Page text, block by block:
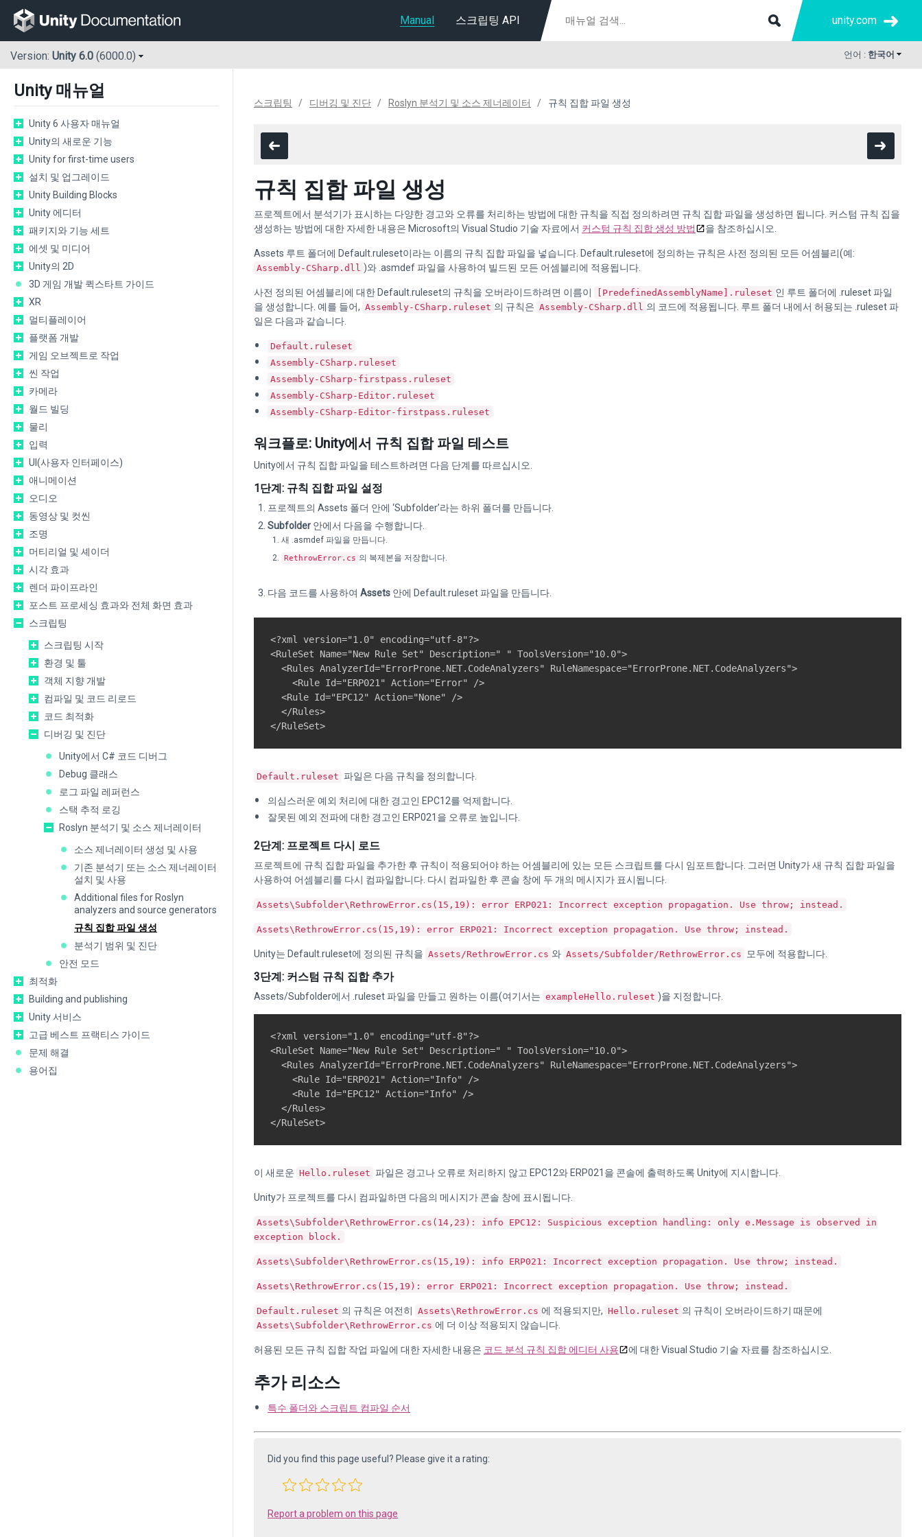
Manual 스크립팅 API unity.com
Version: Unity 6.0 (6000.0) 언어 : 한국어
Unity 매뉴얼
Unity 6 사용자 매뉴얼
Unity의 새로운 기능
Unity for first-time users
설치 및 업그레이드
Unity Building Blocks
Unity 에디터
패키지와 기능 세트
에셋 및 미디어
Unity의 2D
3D 게임 개발 퀵스타트 가이드
XR
멀티플레이어
플랫폼 개발
게임 오브젝트로 작업
씬 작업
카메라
월드 빌딩
물리
입력
UI(사용자 인터페이스)
애니메이션
오디오
동영상 및 컷씬
조명
머티리얼 및 셰이더
시각 효과
렌더 파이프라인
포스트 프로세싱 효과와 전체 화면 효과
스크립팅
스크립팅 시작
환경 및 툴
객체 지향 개발
컴파일 및 코드 리로드
코드 최적화
디버깅 및 진단
Unity에서 C# 코드 디버그
Debug 클래스
로그 파일 레퍼런스
스택 추적 로깅
Roslyn 분석기 및 소스 제너레이터
소스 제너레이터 생성 및 사용
기존 분석기 또는 소스 제너레이터
설치 및 사용
Additional files for Roslyn
analyzers and source generators
규칙 집합 파일 생성
분석기 범위 및 진단
안전 모드
최적화
Building and publishing
Unity 서비스
고급 베스트 프랙티스 가이드
문제 해결
용어집
스크립팅 디버깅 및 진단 Roslyn 분석기 및 소스 제너레이터 규칙 집합 파일 생성
규칙 집합 파일 생성
프로젝트에서 분석기가 표시하는 다양한 경고와 오류를 처리하는 방법에 대한 규칙을 직접 정의하려면 규칙 집합 파일을 생성하면 됩니다. 커스텀 규칙 집을
생성하는 방법에 대한 자세한 내용은 Microsoft의 Visual Studio 기술 자료에서 커스텀 규칙 집합 생성 방법 을 참조하십시오.
Assets 루트 폴더에 Default.ruleset이라는 이름의 규칙 집합 파일을 넣습니다. Default.ruleset에 정의하는 규칙은 사전 정의된 모든 어셈블리(예:
Assembly-CSharp.dll )와 .asmdef 파일을 사용하여 빌드된 모든 어셈블리에 적용됩니다.
사전 정의된 어셈블리에 대한 Default.ruleset의 규칙을 오버라이드하려면 이름이 [PredefinedAssemblyName].ruleset 인 루트 폴더에 .ruleset 파일
을 생성합니다. 예를 들어, Assembly-CSharp.ruleset 의 규칙은 Assembly-CSharp.dll 의 코드에 적용됩니다. 루트 폴더 내에서 허용되는 .ruleset 파
일은 다음과 같습니다.
Default.ruleset
Assembly-CSharp.ruleset
Assembly-CSharp-firstpass.ruleset
Assembly-CSharp-Editor.ruleset
Assembly-CSharp-Editor-firstpass.ruleset
워크플로: Unity에서 규칙 집합 파일 테스트
Unity에서 규칙 집합 파일을 테스트하려면 다음 단계를 따르십시오.
1단계: 규칙 집합 파일 설정
프로젝트의 Assets 폴더 안에 ‘Subfolder’라는 하위 폴더를 만듭니다.
Subfolder 안에서 다음을 수행합니다.
새 .asmdef 파일을 만듭니다.
RethrowError.cs 의 복제본을 저장합니다.
다음 코드를 사용하여 Assets 안에 Default.ruleset 파일을 만듭니다.
<?xml version="1.0" encoding="utf-8"?>
<RuleSet Name="New Rule Set" Description=" " ToolsVersion="10.0">
  <Rules AnalyzerId="ErrorProne.NET.CodeAnalyzers" RuleNamespace="ErrorProne.NET.CodeAnalyzers">
    <Rule Id="ERP021" Action="Error" />
  <Rule Id="EPC12" Action="None" />
  </Rules>
Default.ruleset 파일은 다음 규칙을 정의합니다.
의심스러운 예외 처리에 대한 경고인 EPC12를 억제합니다.
잘못된 예외 전파에 대한 경고인 ERP021을 오류로 높입니다.
2단계: 프로젝트 다시 로드
프로젝트에 규칙 집합 파일을 추가한 후 규칙이 적용되어야 하는 어셈블리에 있는 모든 스크립트를 다시 임포트합니다. 그러면 Unity가 새 규칙 집합 파일을
사용하여 어셈블리를 다시 컴파일합니다. 다시 컴파일한 후 콘솔 창에 두 개의 메시지가 표시됩니다.
Assets\Subfolder\RethrowError.cs(15,19): error ERP021: Incorrect exception propagation. Use throw; instead.
Assets\RethrowError.cs(15,19): error ERP021: Incorrect exception propagation. Use throw; instead.
Unity는 Default.ruleset에 정의된 규칙을 Assets/RethrowError.cs 와 Assets/Subfolder/RethrowError.cs 모두에 적용합니다.
3단계: 커스텀 규칙 집합 추가
Assets/Subfolder에서 .ruleset 파일을 만들고 원하는 이름(여기서는 exampleHello.ruleset )을 지정합니다.
<?xml version="1.0" encoding="utf-8"?>
<RuleSet Name="New Rule Set" Description=" " ToolsVersion="10.0">
  <Rules AnalyzerId="ErrorProne.NET.CodeAnalyzers" RuleNamespace="ErrorProne.NET.CodeAnalyzers">
    <Rule Id="ERP021" Action="Info" />
    <Rule Id="EPC12" Action="Info" />
  </Rules>
이 새로운 Hello.ruleset 파일은 경고나 오류로 처리하지 않고 EPC12와 ERP021을 콘솔에 출력하도록 Unity에 지시합니다.
Unity가 프로젝트를 다시 컴파일하면 다음의 메시지가 콘솔 창에 표시됩니다.
Assets\Subfolder\RethrowError.cs(14,23): info EPC12: Suspicious exception handling: only e.Message is observed in
exception block.
Assets\Subfolder\RethrowError.cs(15,19): info ERP021: Incorrect exception propagation. Use throw; instead.
Assets\RethrowError.cs(15,19): error ERP021: Incorrect exception propagation. Use throw; instead.
Default.ruleset 의 규칙은 여전히 Assets\RethrowError.cs 에 적용되지만, Hello.ruleset 의 규칙이 오버라이드하기 때문에
Assets\Subfolder\RethrowError.cs 에 더 이상 적용되지 않습니다.
허용된 모든 규칙 집합 작업 파일에 대한 자세한 내용은 코드 분석 규칙 집합 에디터 사용 에 대한 Visual Studio 기술 자료를 참조하십시오.
추가 리소스
특수 폴더와 스크립트 컴파일 순서
Did you find this page useful? Please give it a rating:
Report a problem on this page